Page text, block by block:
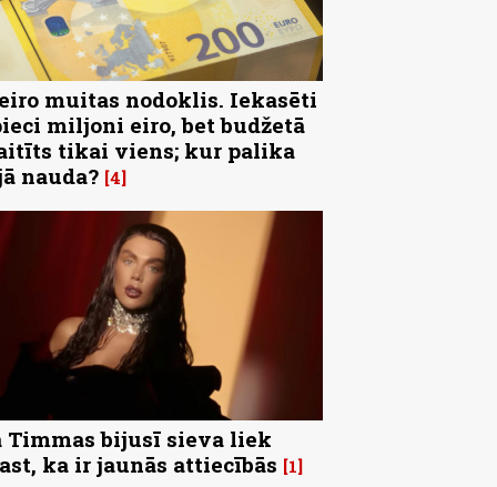
muitas nodoklis. Iekasēti
miljoni eiro, bet budžetā
tikai viens; kur palika
nauda? 4
Timmas bijusī sieva liek
ka ir jaunās attiecībās 1